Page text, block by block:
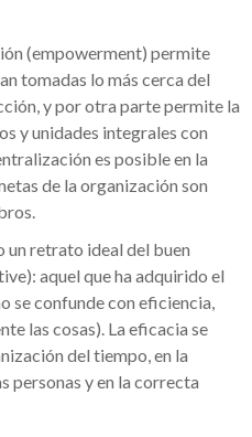
(empowerment) permite
tomadas lo más cerca del
y por otra parte permite la
y unidades integrales con
es posible en la
de la organización son
un retrato ideal del buen
aquel que ha adquirido el
se confunde con eficiencia,
las cosas). La eficacia se
del tiempo, en la
personas y en la correcta